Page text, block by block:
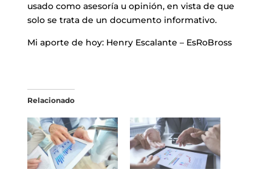
usado como asesoría u opinión, en vista de que
solo se trata de un documento informativo.
Mi aporte de hoy: Henry Escalante – EsRoBross
Relacionado